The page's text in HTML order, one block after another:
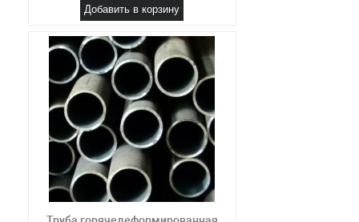
Добавить в корзину